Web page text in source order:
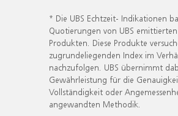
* Die UBS Echtzeit- Indikationen
Quotierungen von UBS
Produkten. Diese Produkte
zugrundeliegenden Index im
nachzufolgen. UBS übernimmt
Gewährleistung für die
Vollständigkeit oder
angewandten Methodik.